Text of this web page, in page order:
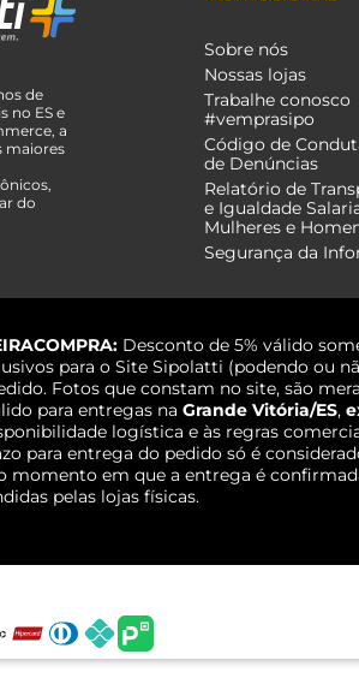
de
no ES e
a
maiores
do
Sobre nós
Nossas lojas
Trabalhe conosco
#vemprasipo
Código de
de Denúncias
Relatório de
e Igualdade
Mulheres e
Segurança da
Desconto de 5% válido
para o Site Sipolatti (podendo ou
Fotos que constam no site, são
para entregas na Grande Vitória/ES,
logística e às regras
para entrega do pedido só é
momento em que a entrega é
pelas lojas físicas.